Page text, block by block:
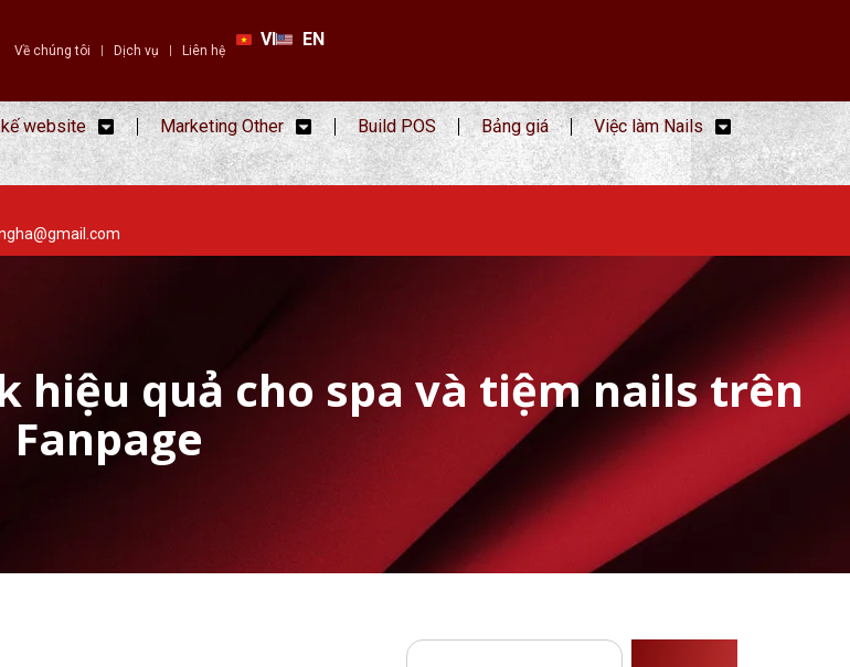
Về chúng tôi Dịch vụ Liên hệ
VI EN
website Marketing Other Build POS Bảng giá Việc làm Nails
hiệu quả cho spa và tiệm nails trên
Fanpage